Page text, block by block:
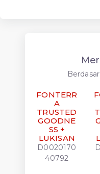
FONTERR
A
TRUSTED
GOODNE
SS +
LUKISAN
D0020170
40792